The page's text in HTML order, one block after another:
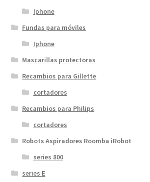
Iphone
Fundas para móviles
Iphone
Mascarillas protectoras
Recambios para Gillette
cortadores
Recambios para Philips
cortadores
Robots Aspiradores Roomba iRobot
series 800
series E